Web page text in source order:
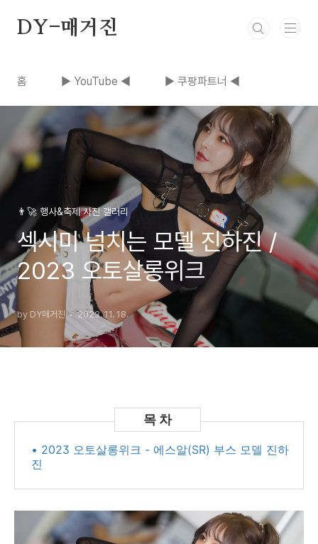
DY-매거진
홈 ▶ YouTube ◀ ▶ 쿠팡파트너 ◀
👨‍🚀 행사&축제 사진 갤러리
섹시미 넘치는 모델 진하진 /
2023 오토살롱위크
by DY매거진 2023. 11. 18.
• 2023 오토살롱위크 - 에스알(SR) 부스 모델 진하
진